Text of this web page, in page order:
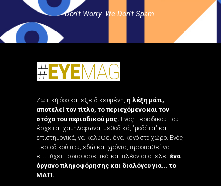
Don't Worry. We Don't Spam.
Ζωτική όσο και εξειδικευμένη, η λέξη μάτι,
αποτελεί τον τίτλο, το περιεχόμενο και τον
στόχο του περιοδικού μας. Ενός περιοδικού που
έρχεται χαμηλόφωνα, μεθοδικά, "μοδάτα" και
επιστημονικά, να καλύψει ένα κενό στο χώρο. Ενός
περιοδικού που, εδώ και χρόνια, προσπαθεί να
επιτύχει το διαφορετικό, και πλέον αποτελεί ένα
όργανο πληροφόρησης και διαλόγου για... το
ΜΑΤΙ.